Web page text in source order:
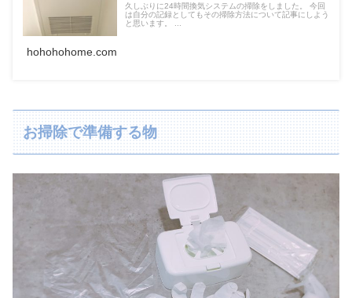
久しぶりに24時間換気システムの掃除をしました。 今回
は自分の記録としてもその掃除方法について記事にしよう
と思います。 ...
hohohohome.com
お掃除で準備する物